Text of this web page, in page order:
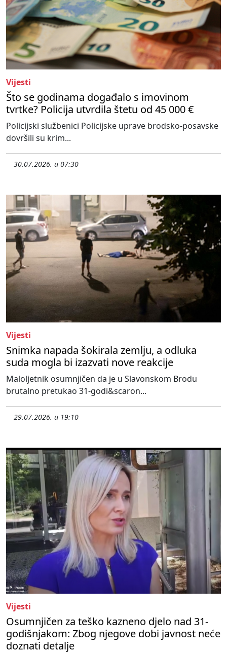
Vijesti
Što se godinama događalo s imovinom
tvrtke? Policija utvrdila štetu od 45 000 €
Policijski službenici Policijske uprave brodsko-posavske
dovršili su krim...
30.07.2026. u 07:30
Vijesti
Snimka napada šokirala zemlju, a odluka
suda mogla bi izazvati nove reakcije
Maloljetnik osumnjičen da je u Slavonskom Brodu
brutalno pretukao 31-godi&scaron...
29.07.2026. u 19:10
Vijesti
Osumnjičen za teško kazneno djelo nad 31-
godišnjakom: Zbog njegove dobi javnost neće
doznati detalje